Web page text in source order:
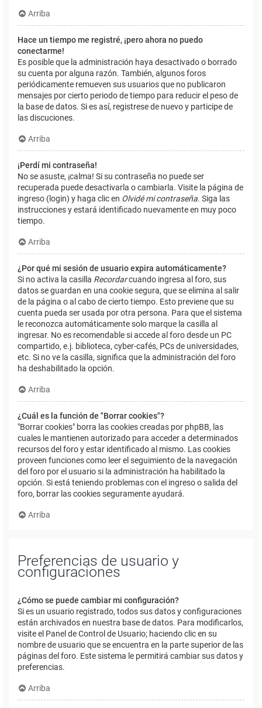
Arriba
Hace un tiempo me registré, ¡pero ahora no puedo
conectarme!
Es posible que la administración haya desactivado o borrado
su cuenta por alguna razón. También, algunos foros
periódicamente remueven sus usuarios que no publicaron
mensajes por cierto periodo de tiempo para reducir el peso de
la base de datos. Si es así, registrese de nuevo y participe de
las discuciones.
Arriba
¡Perdí mi contraseña!
No se asuste, ¡calma! Si su contraseña no puede ser
recuperada puede desactivarla o cambiarla. Visite la página de
ingreso (login) y haga clic en Olvidé mi contraseña. Siga las
instrucciones y estará identificado nuevamente en muy poco
tiempo.
Arriba
¿Por qué mi sesión de usuario expira automáticamente?
Si no activa la casilla Recordarcuando ingresa al foro, sus
datos se guardan en una cookie segura, que se elimina al salir
de la página o al cabo de cierto tiempo. Esto previene que su
cuenta pueda ser usada por otra persona. Para que el sistema
le reconozca automáticamente solo marque la casilla al
ingresar. No es recomendable si accede al foro desde un PC
compartido, e.j. biblioteca, cyber-cafés, PCs de universidades,
etc. Si no ve la casilla, significa que la administración del foro
ha deshabilitado la opción.
Arriba
¿Cuál es la función de "Borrar cookies"?
"Borrar cookies" borra las cookies creadas por phpBB, las
cuales le mantienen autorizado para acceder a determinados
recursos del foro y estar identificado al mismo. Las cookies
proveen funciones como leer el seguimiento de la navegación
del foro por el usuario si la administración ha habilitado la
opción. Si está teniendo problemas con el ingreso o salida del
foro, borrar las cookies seguramente ayudará.
Arriba
Preferencias de usuario y
configuraciones
¿Cómo se puede cambiar mi configuración?
Si es un usuario registrado, todos sus datos y configuraciones
están archivados en nuestra base de datos. Para modificarlos,
visite el Panel de Control de Usuario; haciendo clic en su
nombre de usuario que se encuentra en la parte superior de las
páginas del foro. Este sistema le permitirá cambiar sus datos y
preferencias.
Arriba